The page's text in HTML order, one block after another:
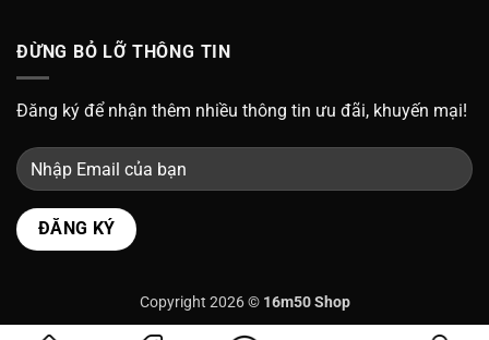
ĐỪNG BỎ LỠ THÔNG TIN
Đăng ký để nhận thêm nhiều thông tin ưu đãi, khuyến mại!
Copyright 2026 © 16m50 Shop